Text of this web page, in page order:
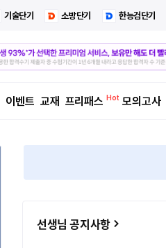
기술단기 소방단기 한능검단기
이벤트 교재 프리패스 모의고사
선생님 공지사항